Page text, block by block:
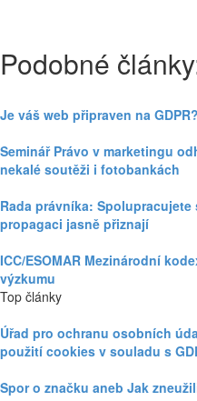
Podobné
Je váš web připraven na GDPR?
Seminář Právo v marketingu
nekalé soutěži i fotobankách
Rada právníka:
propagaci jasně přiznají
ICC/ESOMAR Mezinárodní
výzkumu
Top články
Úřad pro ochranu osobních
použití cookies v souladu s
Spor o značku aneb Jak